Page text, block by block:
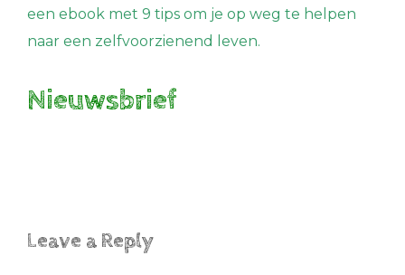
een ebook met 9 tips om je op weg te helpen
naar een zelfvoorzienend leven.
Nieuwsbrief
Leave a Reply